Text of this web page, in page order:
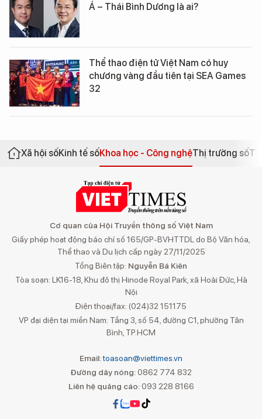
Á – Thái Bình Dương là ai?
Thể thao điện tử Việt Nam có huy
chương vàng đầu tiên tại SEA Games
32
Xã hội sốKinh tế sốKhoa học - Công nghệThị trường số
Cơ quan của Hội Truyền thông số Việt Nam
Giấy phép hoạt động báo chí số 165/GP-BVHTTDL do Bộ Văn hóa,
Thể thao và Du lịch cấp ngày 27/11/2025
Tổng Biên tập: Nguyễn Bá Kiên
Tòa soạn: LK16-18, Khu đô thị Hinode Royal Park, xã Hoài Đức, Hà
Nội
Điện thoại/fax: (024)32 151175
VP đại diện tại miền Nam: Tầng 3, số 54, đường C1, phường Tân
Bình, TP.HCM
Email:toasoan@viettimes.vn
Đường dây nóng: 0862 774 832
Liên hệ quảng cáo:093 228 8166